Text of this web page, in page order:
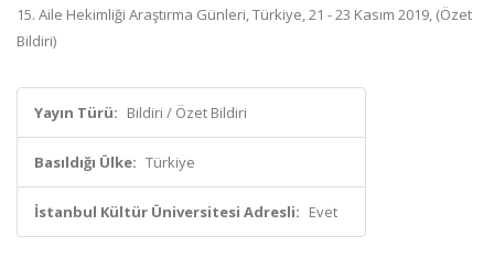
15. Aile Hekimliği Araştırma Günleri, Türkiye, 21 - 23 Kasım 2019, (Özet
Bildiri)
Yayın Türü: Bildiri / Özet Bildiri
Basıldığı Ülke: Türkiye
İstanbul Kültür Üniversitesi Adresli: Evet